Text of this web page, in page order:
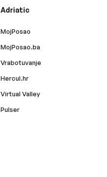
Adriatic
MojPosao
MojPosao.ba
Vrabotuvanje
Hercul.hr
Virtual Valley
Pulser